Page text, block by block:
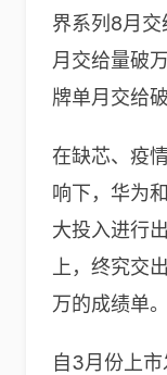
界系列8月
月交给量破
牌单月交给
在缺芯、疫
响下，华为
大投入进行
上，终究交
万的成绩单。
自3月份上